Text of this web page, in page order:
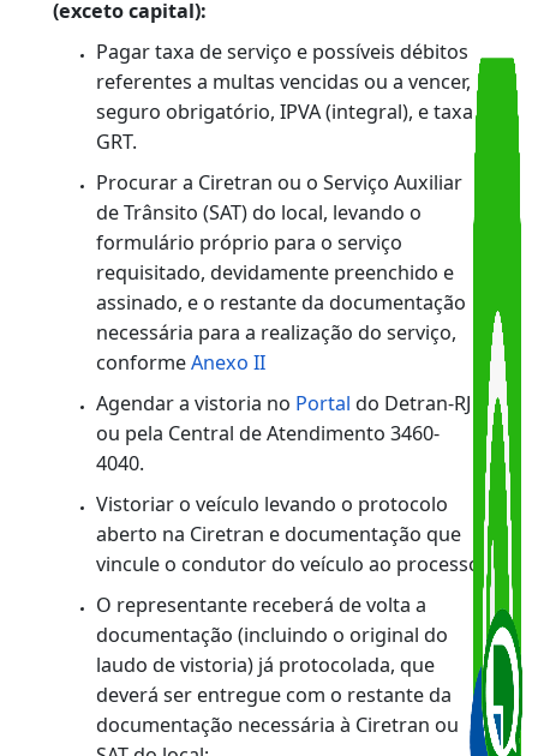
o serviço pelo
Central de Atendimento: (21) 3460-4040 /
3460-4041. Caso contrário, procurar o
Serviço Auxiliar de Trânsito (SAT) ou a
Ciretran do local.
2. Advogados, procuradores ou
representante de órgãos públicos e de
entidades credenciadas.
2.1 Veículos do Rio e Grande Rio:
Pagar taxa de serviço e possíveis débitos
referentes a multas vencidas ou a vencer,
seguro obrigatório, IPVA (integral),e taxa
GRT
Agendar o serviço noPortaldo Detran-RJ
ou pela Central de Atendimento 3460-
4040, ou no Setor de Atendimento ao
Público (SAP) da Divisão de Atendimento
aos Despachantes, na Avenida Presidente
Vargas, 817, loja 4, no Centro
2.2 Veículos dos municípios do Grande Rio